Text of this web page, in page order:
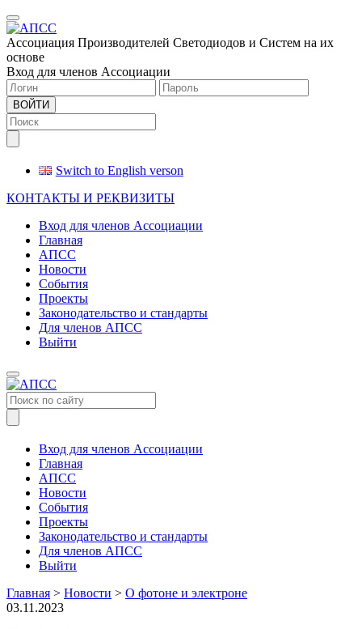
Меню
Ассоциация Производителей Светодиодов и Систем на их
основе
Вход для членов Ассоциации
ВОЙТИ
Switch to English verson
КОНТАКТЫ И РЕКВИЗИТЫ
Вход для членов Ассоциации
Главная
АПСС
Новости
События
Проекты
Законодательство и стандарты
Для членов АПСС
Выйти
Меню
Вход для членов Ассоциации
Главная
АПСС
Новости
События
Проекты
Законодательство и стандарты
Для членов АПСС
Выйти
Главная > Новости > О фотоне и электроне
03.11.2023